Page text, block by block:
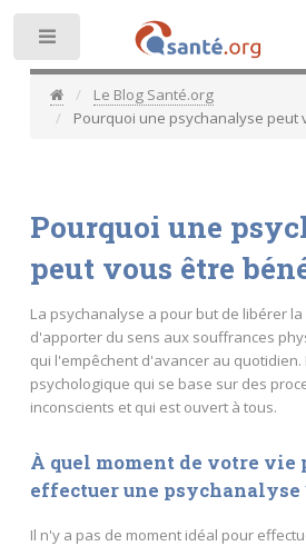
Le Blog Santé.org
Pourquoi une psychanalyse peut
Pourquoi une
peut vous être
La psychanalyse a pour but de libérer
d'apporter du sens aux souffrances
qui l'empêchent d'avancer au
psychologique qui se base sur des
inconscients et qui est ouvert à tous.
À quel moment de votre vie
effectuer une psychanalyse
Il n'y a pas de moment idéal pour
Toggle